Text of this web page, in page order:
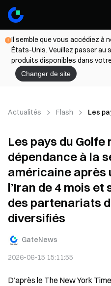
Il semble que vous accédiez à
États-Unis. Veuillez passer au
produits disponibles dans
Changer de site
Actualités Flash Les
Les pays du
dépendance à la
américaine après
l’Iran de 4 mois
des partenariats
diversifiés
GateNews
2026-06-15 15:11:55
D’après le The New York